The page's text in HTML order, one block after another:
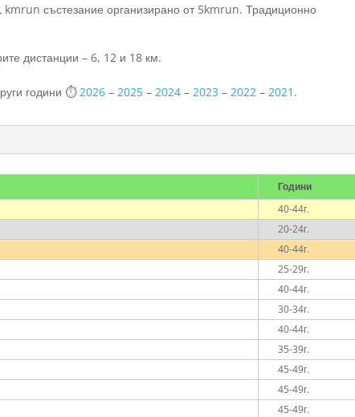
състезание организирано от 5kmrun. Традиционно
дистанции – 6, 12 и 18 км.
години ⏱️ 2026 – 2025 – 2024 – 2023 – 2022 – 2021 .
Години
40-44г.
20-24г.
40-44г.
25-29г.
40-44г.
30-34г.
40-44г.
35-39г.
45-49г.
45-49г.
45-49г.